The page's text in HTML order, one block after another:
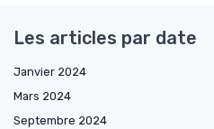
Les articles par date
Janvier 2024
Mars 2024
Septembre 2024